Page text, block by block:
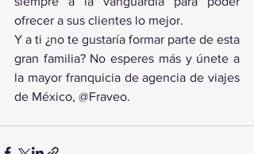
ofrecer a sus clientes lo mejor.
Y a ti ¿no te gustaría formar parte de esta
gran familia? No esperes más y únete a
la mayor franquicia de agencia de viajes
de México, @Fraveo.